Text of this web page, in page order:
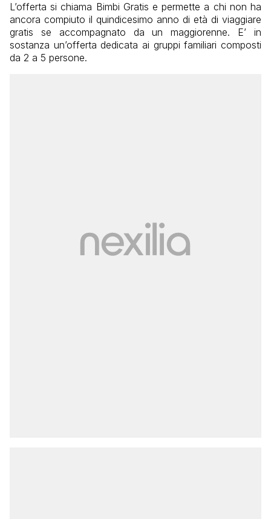
L’offerta si chiama Bimbi Gratis e permette a chi non ha
ancora compiuto il quindicesimo anno di età di viaggiare
gratis se accompagnato da un maggiorenne. E’ in
sostanza un’offerta dedicata ai gruppi familiari composti
da 2 a 5 persone.